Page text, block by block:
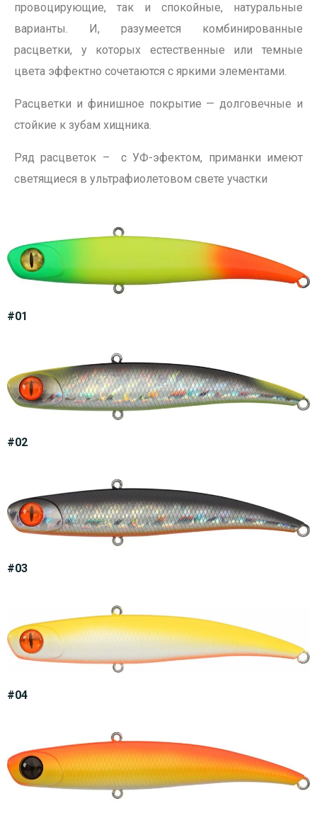
провоцирующие, так и спокойные, натуральные
варианты. И, разумеется комбинированные
расцветки, у которых естественные или темные
цвета эффектно сочетаются с яркими элементами.
Расцветки и финишное покрытие — долговечные и
стойкие к зубам хищника.
Ряд расцветок – с УФ-эфектом, приманки имеют
светящиеся в ультрафиолетовом свете участки
#01
#02
#03
#04